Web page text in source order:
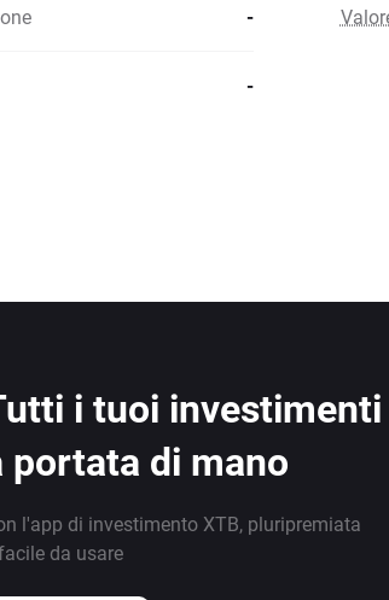
-
-
i tuoi
portata di mano
l'app di investimento XTB, pluripremiata
da usare